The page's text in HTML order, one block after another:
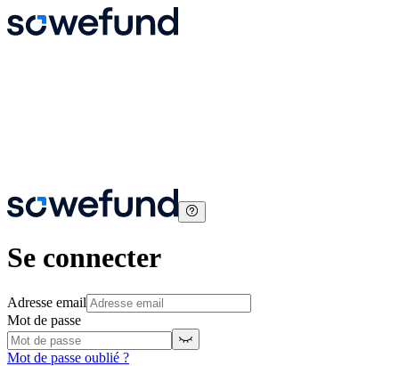
Se connecter
Adresse email
Mot de passe
Mot de passe oublié ?